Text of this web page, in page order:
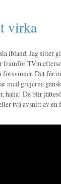
virka
ibland. Jag sitter
framför TV:n
försvinner. Det får
med grejerna
haha! De blir
två avsnitt av en